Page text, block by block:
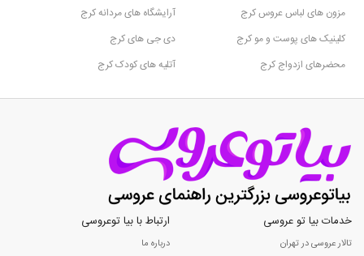
مزون های لباس عروس کرج
آرایشگاه های مردانه کرج
کلینیک های پوست و مو کرج
دی جی های کرج
محضرهای ازدواج کرج
آتلیه های کودک کرج
خدمات بیا تو عروسی
تالار عروسی در تهران
ارتباط با بیا توعروسی
درباره ما